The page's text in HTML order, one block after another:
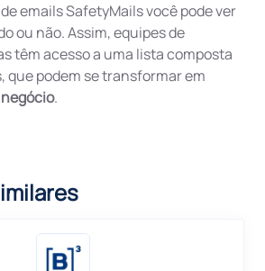
emails SafetyMails você pode ver
ou não. Assim, equipes de
têm acesso a uma lista composta
que podem se transformar em
.